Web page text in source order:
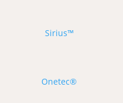
Sirius™
Onetec®